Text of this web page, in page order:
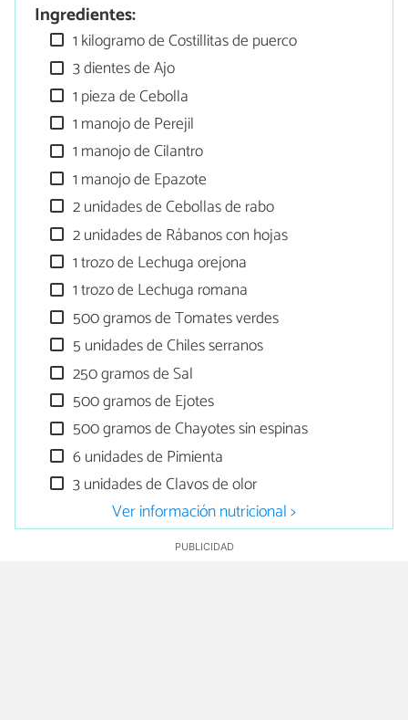
Ingredientes:
1 kilogramo de Costillitas de puerco
3 dientes de Ajo
1 pieza de Cebolla
1 manojo de Perejil
1 manojo de Cilantro
1 manojo de Epazote
2 unidades de Cebollas de rabo
2 unidades de Rábanos con hojas
1 trozo de Lechuga orejona
1 trozo de Lechuga romana
500 gramos de Tomates verdes
5 unidades de Chiles serranos
250 gramos de Sal
500 gramos de Ejotes
500 gramos de Chayotes sin espinas
6 unidades de Pimienta
3 unidades de Clavos de olor
Ver información nutricional >